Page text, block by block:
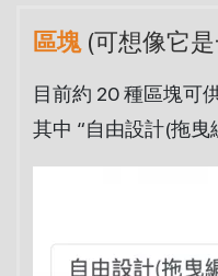
區塊 (可想像它
目前約 20 種區塊可
其中 “自由設計(拖